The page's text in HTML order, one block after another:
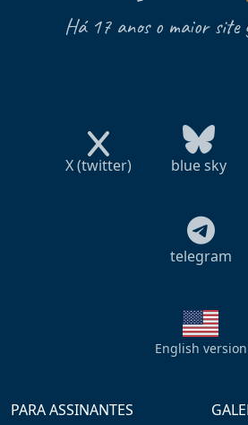
Há 17 anos o maior site
X (twitter) blue sky
telegram
English version
PARA ASSINANTES